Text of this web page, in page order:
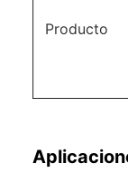
Producto